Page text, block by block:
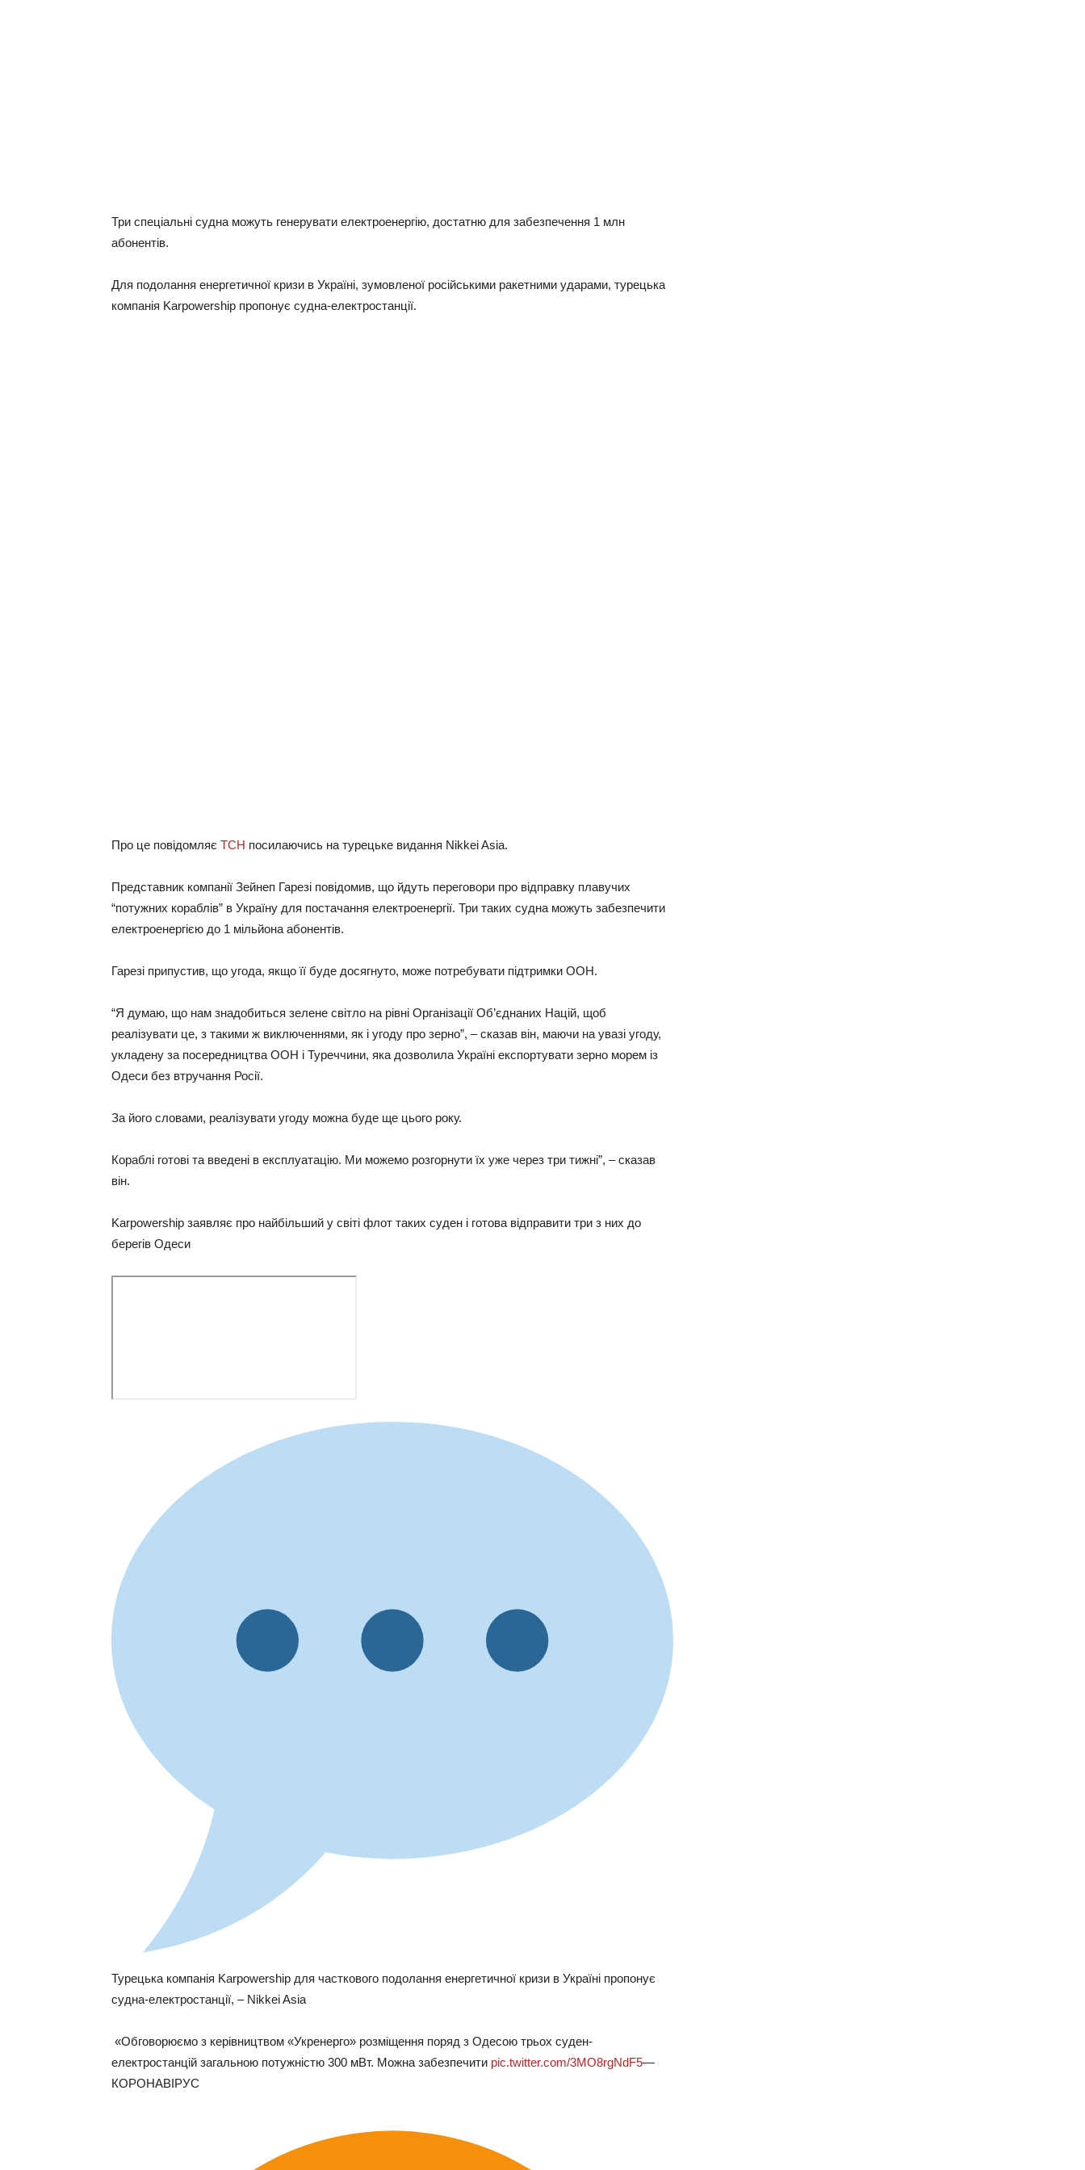
Три спеціальні судна можуть генерувати електроенергію, достатню для забезпечення 1 млн
абонентів.
Для подолання енергетичної кризи в Україні, зумовленої російськими ракетними ударами, турецька
компанія Karpowership пропонує судна-електростанції.
Про це повідомляє ТСН посилаючись на турецьке видання Nikkei Asia.
Представник компанії Зейнеп Гарезі повідомив, що йдуть переговори про відправку плавучих
“потужних кораблів” в Україну для постачання електроенергії. Три таких судна можуть забезпечити
електроенергією до 1 мільйона абонентів.
Гарезі припустив, що угода, якщо її буде досягнуто, може потребувати підтримки ООН.
“Я думаю, що нам знадобиться зелене світло на рівні Організації Об’єднаних Націй, щоб
реалізувати це, з такими ж виключеннями, як і угоду про зерно”, – сказав він, маючи на увазі угоду,
укладену за посередництва ООН і Туреччини, яка дозволила Україні експортувати зерно морем із
Одеси без втручання Росії.
За його словами, реалізувати угоду можна буде ще цього року.
Кораблі готові та введені в експлуатацію. Ми можемо розгорнути їх уже через три тижні”, – сказав
він.
Karpowership заявляє про найбільший у світі флот таких суден і готова відправити три з них до
берегів Одеси
Турецька компанія Karpowership для часткового подолання енергетичної кризи в Україні пропонує
судна-електростанції, – Nikkei Asia
«Обговорюємо з керівництвом «Укренерго» розміщення поряд з Одесою трьох суден-
електростанцій загальною потужністю 300 мВт. Можна забезпечити pic.twitter.com/3MO8rgNdF5—
КОРОНАВІРУС